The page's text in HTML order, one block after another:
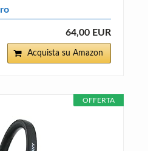
64,00 EUR
Acquista su Amazon
OFFERTA